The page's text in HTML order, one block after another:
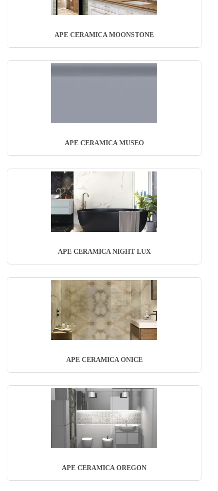
APE CERAMICA MOONSTONE
APE CERAMICA MUSEO
APE CERAMICA NIGHT LUX
APE CERAMICA ONICE
APE CERAMICA OREGON